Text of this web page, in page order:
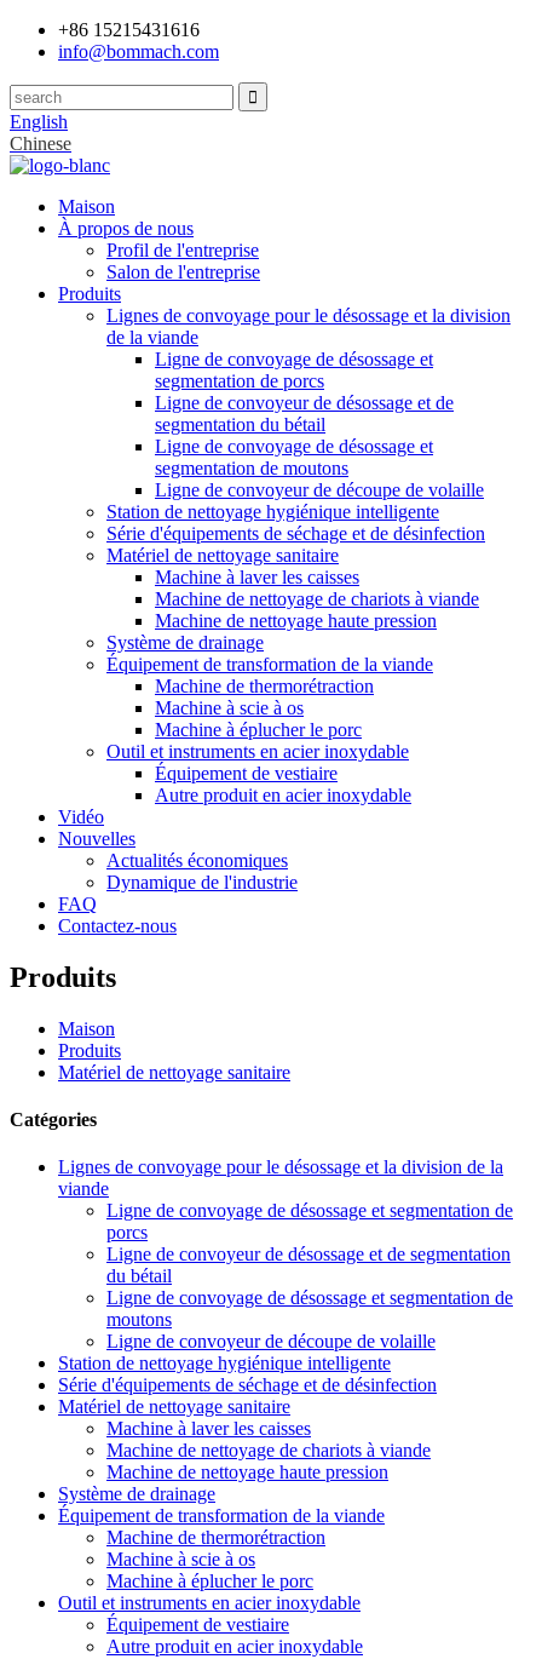
+86 15215431616
info@bommach.com
English
Chinese
Maison
À propos de nous
Profil de l'entreprise
Salon de l'entreprise
Produits
Lignes de convoyage pour le désossage et la division
de la viande
Ligne de convoyage de désossage et
segmentation de porcs
Ligne de convoyeur de désossage et de
segmentation du bétail
Ligne de convoyage de désossage et
segmentation de moutons
Ligne de convoyeur de découpe de volaille
Station de nettoyage hygiénique intelligente
Série d'équipements de séchage et de désinfection
Matériel de nettoyage sanitaire
Machine à laver les caisses
Machine de nettoyage de chariots à viande
Machine de nettoyage haute pression
Système de drainage
Équipement de transformation de la viande
Machine de thermorétraction
Machine à scie à os
Machine à éplucher le porc
Outil et instruments en acier inoxydable
Équipement de vestiaire
Autre produit en acier inoxydable
Vidéo
Nouvelles
Actualités économiques
Dynamique de l'industrie
FAQ
Contactez-nous
Produits
Maison
Produits
Matériel de nettoyage sanitaire
Catégories
Lignes de convoyage pour le désossage et la division de la
viande
Ligne de convoyage de désossage et segmentation de
porcs
Ligne de convoyeur de désossage et de segmentation
du bétail
Ligne de convoyage de désossage et segmentation de
moutons
Ligne de convoyeur de découpe de volaille
Station de nettoyage hygiénique intelligente
Série d'équipements de séchage et de désinfection
Matériel de nettoyage sanitaire
Machine à laver les caisses
Machine de nettoyage de chariots à viande
Machine de nettoyage haute pression
Système de drainage
Équipement de transformation de la viande
Machine de thermorétraction
Machine à scie à os
Machine à éplucher le porc
Outil et instruments en acier inoxydable
Équipement de vestiaire
Autre produit en acier inoxydable